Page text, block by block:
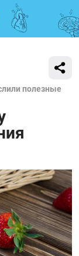
полезные